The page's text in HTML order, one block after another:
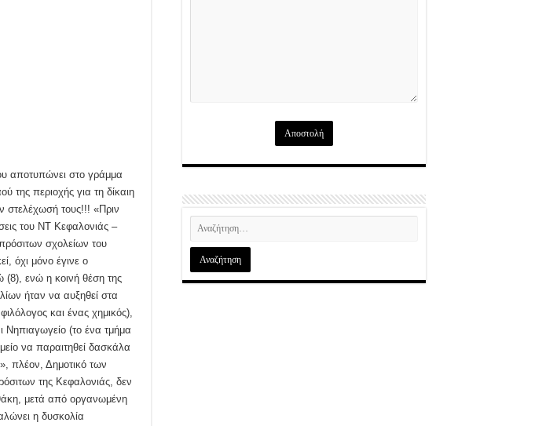
αποτυπώνει στο γράμμα
της περιοχής για τη δίκαιη
στελέχωσή τους!!! «Πριν
του ΝΤ Κεφαλονιάς –
σχολείων του
όχι μόνο έγινε ο
(8), ενώ η κοινή θέση της
ήταν να αυξηθεί στα
και ένας χημικός),
Νηπιαγωγείο (το ένα τμήμα
να παραιτηθεί δασκάλα
πλέον, Δημοτικό των
της Κεφαλονιάς, δεν
μετά από οργανωμένη
η δυσκολία